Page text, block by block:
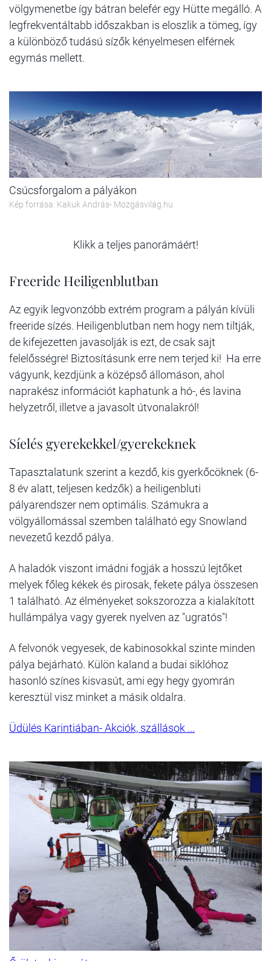
völgymenetbe így bátran belefér egy Hütte megálló. A
legfrekventáltabb időszakban is eloszlik a tömeg, így
a különböző tudású sízők kényelmesen elférnek
egymás mellett.
Csúcsforgalom a pályákon
Kép forrása: Kakuk András- Mozgásvilág.hu
Klikk a teljes panorámáért!
Freeride Heiligenblutban
Az egyik legvonzóbb extrém program a pályán kívüli
freeride sízés. Heiligenblutban nem hogy nem tiltják,
de kifejezetten javasolják is ezt, de csak sajt
felelősségre! Biztosításunk erre nem terjed ki! Ha erre
vágyunk, kezdjünk a középső állomáson, ahol
naprakész információt kaphatunk a hó-, és lavina
helyzetről, illetve a javasolt útvonalakról!
Síelés gyerekekkel/gyerekeknek
Tapasztalatunk szerint a kezdő, kis gyerkőcöknek (6-
8 év alatt, teljesen kedzők) a heiligenbluti
pályarendszer nem optimális. Számukra a
völgyállomással szemben található egy Snowland
nevezetű kezdő pálya.
A haladók viszont imádni fogják a hosszú lejtőket
melyek főleg kékek és pirosak, fekete pálya összesen
1 található. Az élményeket sokszorozza a kialakított
hullámpálya vagy gyerek nyelven az "ugratós"!
A felvonók vegyesek, de kabinosokkal szinte minden
pálya bejárható. Külön kaland a budai siklóhoz
hasonló színes kisvasút, ami egy hegy gyomrán
keresztül visz minket a másik oldalra.
Üdülés Karintiában- Akciók, szállások ...